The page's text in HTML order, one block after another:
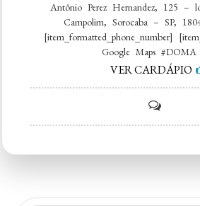
Antônio Perez Hernandez, 125 –
Campolim, Sorocaba – SP,
[item_formatted_phone_number]
Google Maps
VER CARDÁPIO
DOMA